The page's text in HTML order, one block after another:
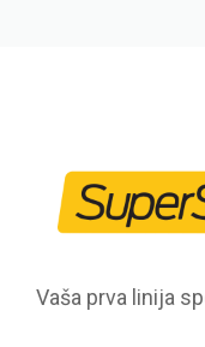
Vaša prva linija